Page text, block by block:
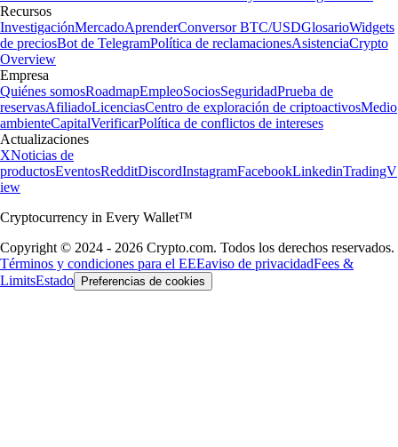
Recursos
InvestigaciónMercadoAprenderConversor BTC/USDGlosarioWidgets
de preciosBot de TelegramPolítica de reclamacionesAsistenciaCrypto
Overview
Empresa
Quiénes somosRoadmapEmpleoSociosSeguridadPrueba de
reservasAfiliadoLicenciasCentro de exploración de criptoactivosMedio
ambienteCapitalVerificarPolítica de conflictos de intereses
Actualizaciones
XNoticias de
productosEventosRedditDiscordInstagramFacebookLinkedinTradingV
iew
Cryptocurrency in Every Wallet™
Copyright © 2024 - 2026 Crypto.com. Todos los derechos reservados.
Términos y condiciones para el EEEaviso de privacidadFees &
LimitsEstado Preferencias de cookies